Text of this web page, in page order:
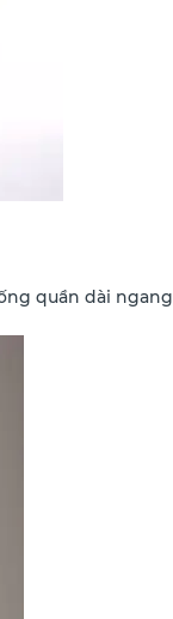
quần dài ngang